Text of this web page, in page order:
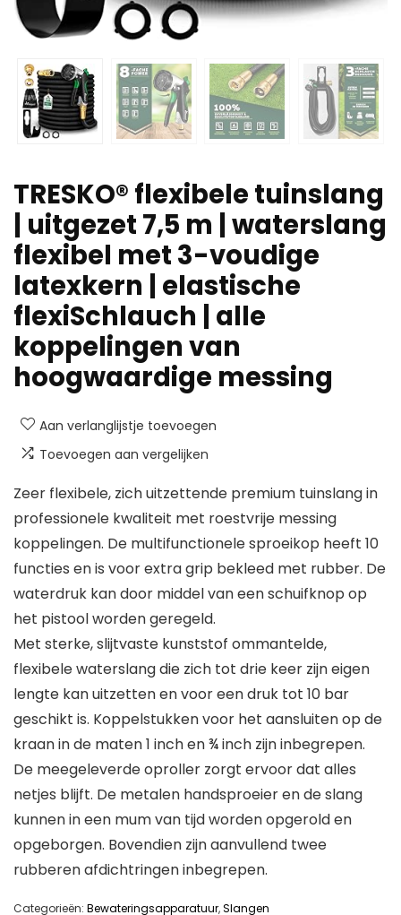
TRESKO® flexibele tuinslang
| uitgezet 7,5 m | waterslang
flexibel met 3-voudige
latexkern | elastische
flexiSchlauch | alle
koppelingen van
hoogwaardige messing
Aan verlanglijstje toevoegen
Toevoegen aan vergelijken
Zeer flexibele, zich uitzettende premium tuinslang in
professionele kwaliteit met roestvrije messing
koppelingen. De multifunctionele sproeikop heeft 10
functies en is voor extra grip bekleed met rubber. De
waterdruk kan door middel van een schuifknop op
het pistool worden geregeld.
Met sterke, slijtvaste kunststof ommantelde,
flexibele waterslang die zich tot drie keer zijn eigen
lengte kan uitzetten en voor een druk tot 10 bar
geschikt is. Koppelstukken voor het aansluiten op de
kraan in de maten 1 inch en ¾ inch zijn inbegrepen.
De meegeleverde oproller zorgt ervoor dat alles
netjes blijft. De metalen handsproeier en de slang
kunnen in een mum van tijd worden opgerold en
opgeborgen. Bovendien zijn aanvullend twee
rubberen afdichtringen inbegrepen.
Categorieën: Bewateringsapparatuur,Slangen